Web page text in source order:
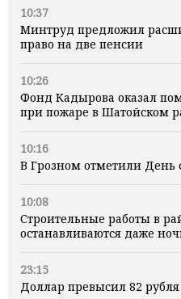
10:37
Минтруд предложил
право на две пенсии
10:26
Фонд Кадырова оказал
при пожаре в Шатойском
10:16
В Грозном отметили День
10:08
Строительные работы в
останавливаются даже
23:15
Доллар превысил 82